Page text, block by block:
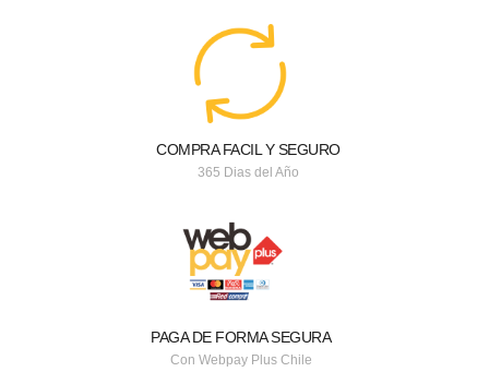
COMPRA FACIL Y SEGURO
365 Dias del Año
PAGA DE FORMA SEGURA
Con Webpay Plus Chile